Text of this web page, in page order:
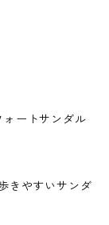
ートサンダル
きやすいサンダ